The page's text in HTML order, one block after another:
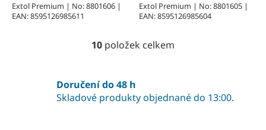
Extol Premium | No: 8801606 |
EAN: 8595126985611
Extol Premium | No: 8801605 |
EAN: 8595126985604
O
á
d
a
10 položek celkem
Doručení do 48 h
Skladové produkty objednané do 13:00.